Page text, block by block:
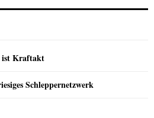
ist Kraftakt
Schleppernetzwerk